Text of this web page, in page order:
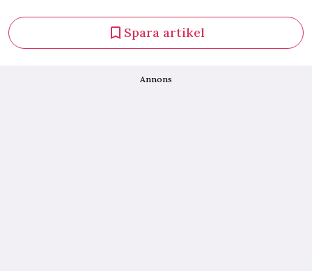
Spara artikel
Annons